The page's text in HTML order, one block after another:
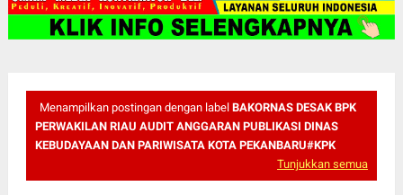
Menampilkan postingan dengan label BAKORNAS DESAK BPK
PERWAKILAN RIAU AUDIT ANGGARAN PUBLIKASI DINAS
KEBUDAYAAN DAN PARIWISATA KOTA PEKANBARU#KPK
Tunjukkan semua